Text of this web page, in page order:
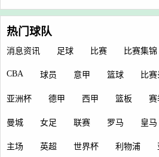
热门球队
消息资讯 足球 比赛 比赛集锦
CBA 球员 意甲 篮球 比
亚洲杯 德甲 西甲 篮板 赛
曼城 女足 联赛 罗马 皇马
主场 英超 世界杯 利物浦